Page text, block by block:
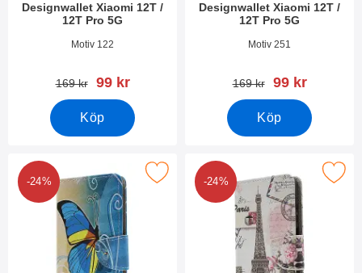
Designwallet Xiaomi 12T /
12T Pro 5G
Art. nr 45311Motiv 122
tidigare pris
169 kr rea pris
99 kr
Köp
Designwallet Xiaomi 12T /
12T Pro 5G
Art. nr 45310Motiv 251
tidigare pris
169 kr rea pris
99 kr
Köp
-24%
designwallet Xiaomi 12T / 12T Pro 5G som favorit
-24%
Makera designwallet Xiaomi 12T